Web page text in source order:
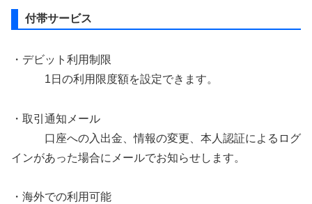
付帯サービス
・デビット利用制限
1日の利用限度額を設定できます。
・取引通知メール
口座への入出金、情報の変更、本人認証によるログ
インがあった場合にメールでお知らせします。
・海外での利用可能